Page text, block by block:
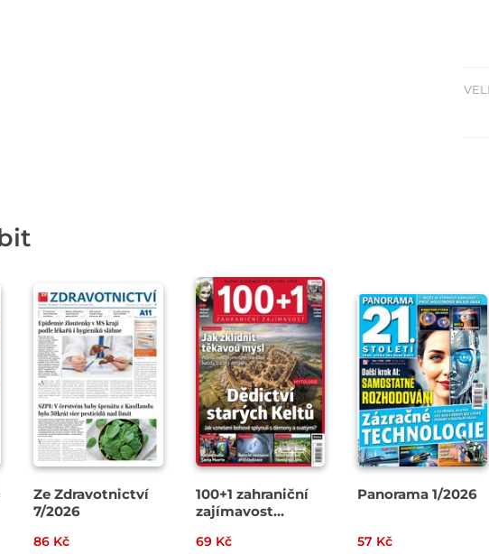
Ze Zdravotnictví
7/2026
86 Kč
100+1 zahraniční
zajímavost
69 Kč
Panorama 1/2026
57 Kč